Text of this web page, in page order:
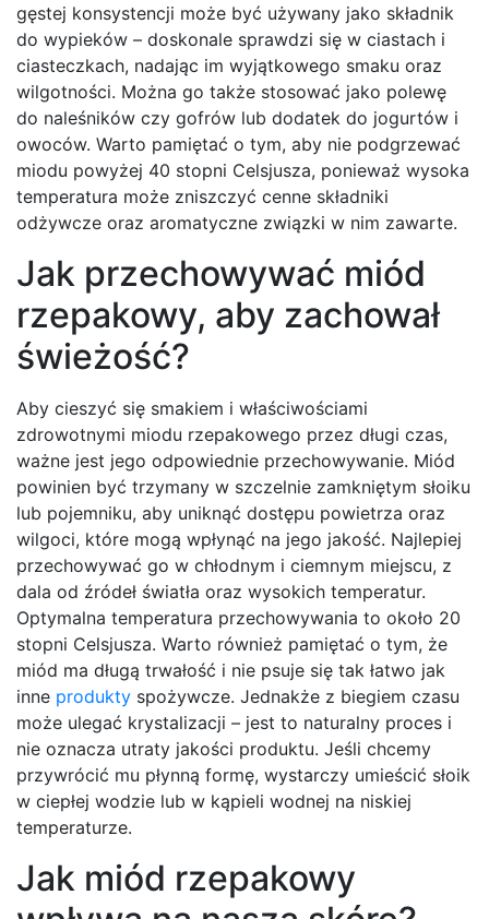
gęstej konsystencji może być używany jako składnik
do wypieków – doskonale sprawdzi się w ciastach i
ciasteczkach, nadając im wyjątkowego smaku oraz
wilgotności. Można go także stosować jako polewę
do naleśników czy gofrów lub dodatek do jogurtów i
owoców. Warto pamiętać o tym, aby nie podgrzewać
miodu powyżej 40 stopni Celsjusza, ponieważ wysoka
temperatura może zniszczyć cenne składniki
odżywcze oraz aromatyczne związki w nim zawarte.
Jak przechowywać miód
rzepakowy, aby zachował
świeżość?
Aby cieszyć się smakiem i właściwościami
zdrowotnymi miodu rzepakowego przez długi czas,
ważne jest jego odpowiednie przechowywanie. Miód
powinien być trzymany w szczelnie zamkniętym słoiku
lub pojemniku, aby uniknąć dostępu powietrza oraz
wilgoci, które mogą wpłynąć na jego jakość. Najlepiej
przechowywać go w chłodnym i ciemnym miejscu, z
dala od źródeł światła oraz wysokich temperatur.
Optymalna temperatura przechowywania to około 20
stopni Celsjusza. Warto również pamiętać o tym, że
miód ma długą trwałość i nie psuje się tak łatwo jak
inne produkty spożywcze. Jednakże z biegiem czasu
może ulegać krystalizacji – jest to naturalny proces i
nie oznacza utraty jakości produktu. Jeśli chcemy
przywrócić mu płynną formę, wystarczy umieścić słoik
w ciepłej wodzie lub w kąpieli wodnej na niskiej
temperaturze.
Jak miód rzepakowy